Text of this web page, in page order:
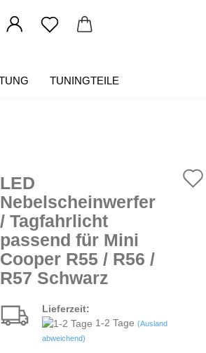
TUNINGTEILE
LED
Nebelscheinwerfer
/ Tagfahrlicht
passend für Mini
Cooper R55 / R56 /
R57 Schwarz
Lieferzeit:
1-2 Tage (Ausland
abweichend)